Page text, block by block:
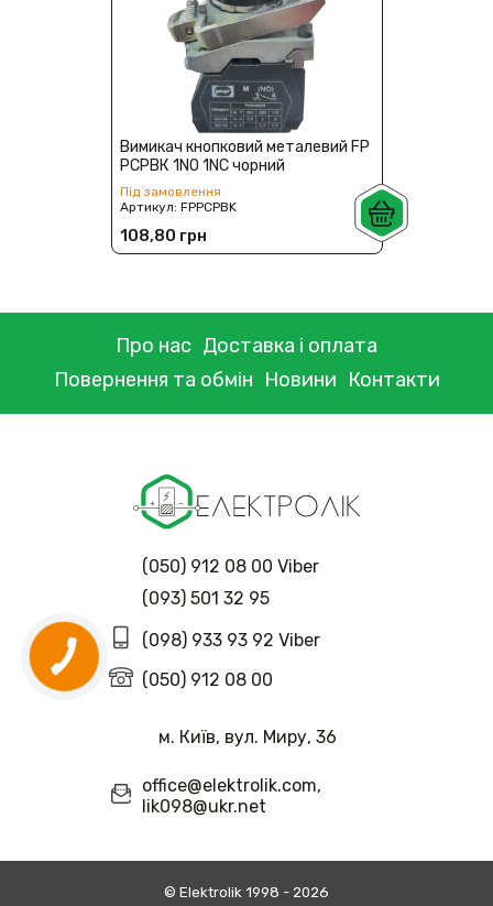
Вимикач кнопковий металевий FP
PCPВК 1NO 1NC чорний
Під замовлення
Артикул:FPPCPBK
108,80 грн
Про нас Доставка і оплата
Повернення та обмін Новини Контакти
(050) 912 08 00 Viber
(093) 501 32 95
(098) 933 93 92 Viber
(050) 912 08 00
м. Київ, вул. Миру, 36
office@elektrolik.com,
lik098@ukr.net
© Еlektrolik 1998 - 2026